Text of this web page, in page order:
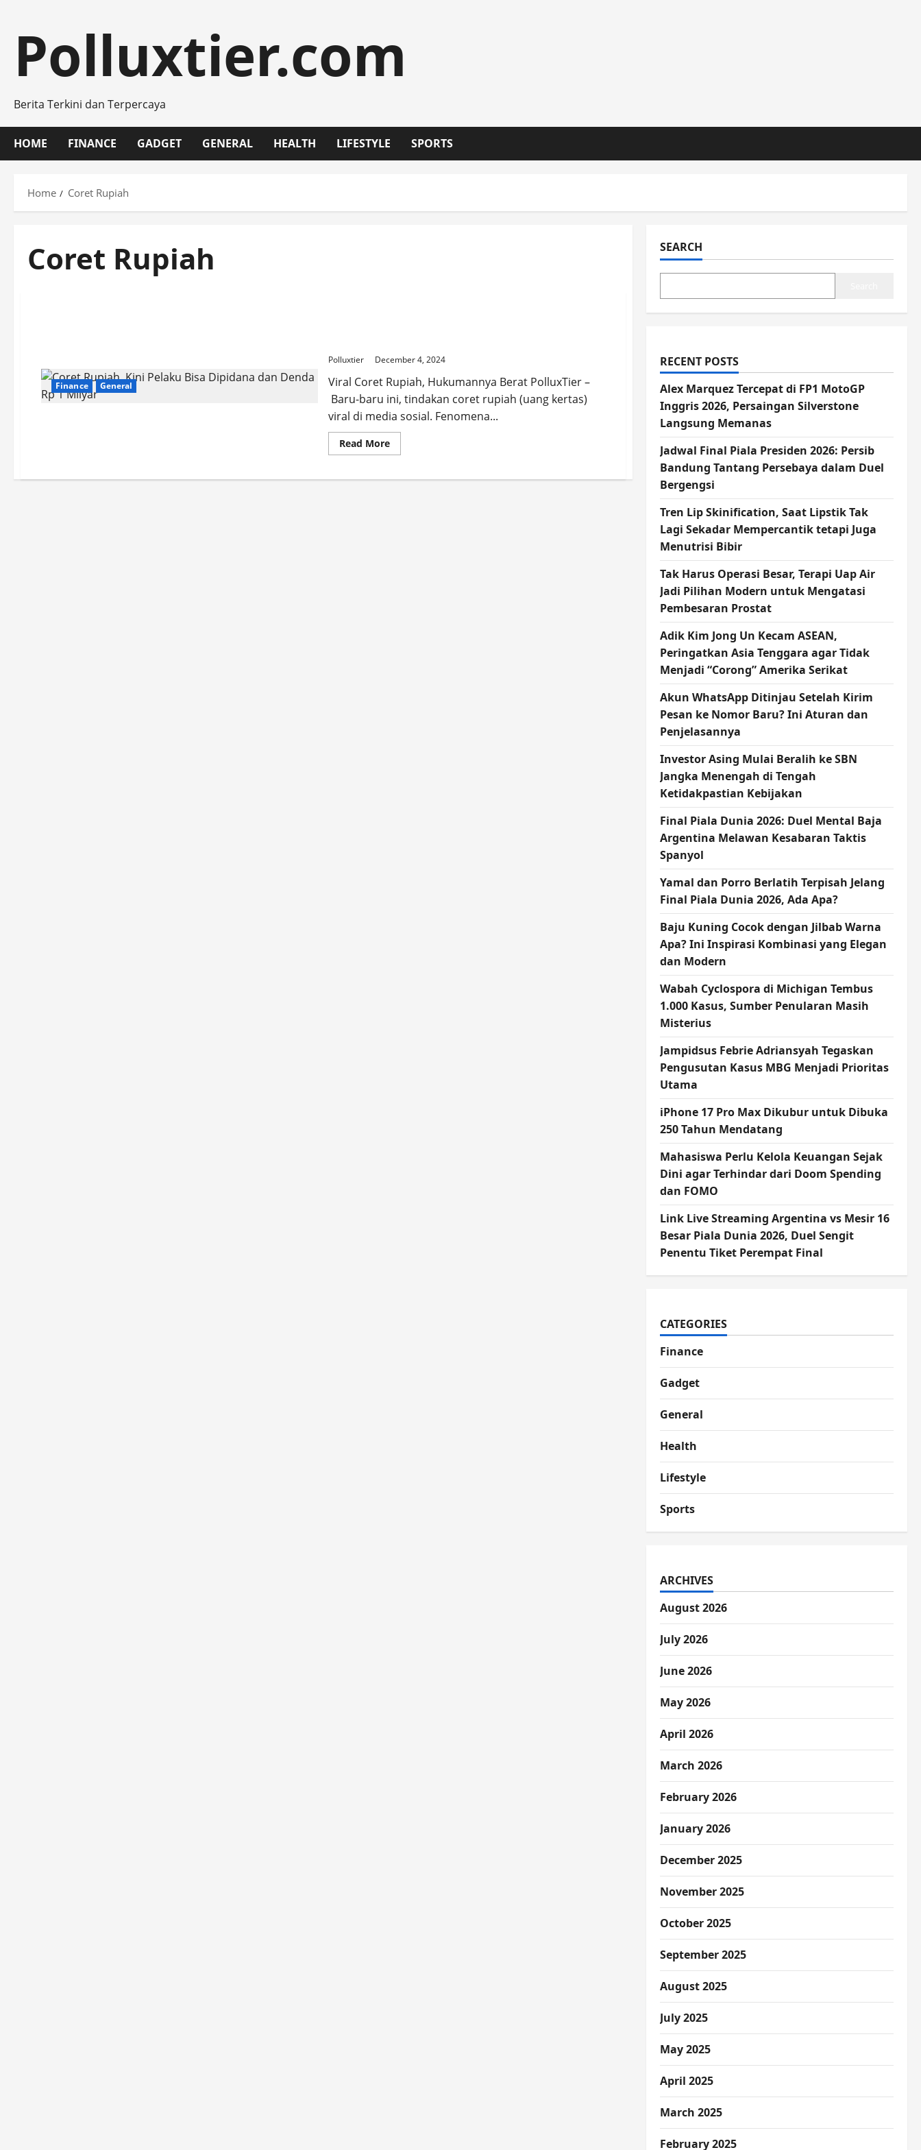
contentPolluxtier.com
Berita Terkini dan Terpercaya
HOME FINANCE GADGET GENERAL HEALTH LIFESTYLE SPORTS
Home Coret Rupiah
Coret Rupiah
Finance General
Polluxtier December 4, 2024
Viral Coret Rupiah, Hukumannya Berat PolluxTier –
Baru-baru ini, tindakan coret rupiah (uang kertas)
viral di media sosial. Fenomena...
Read MoreRead
more
Rupiah,
SEARCH
RECENT POSTS
Alex Marquez Tercepat di FP1 MotoGP
Inggris 2026, Persaingan Silverstone
Langsung Memanas
Jadwal Final Piala Presiden 2026: Persib
Bandung Tantang Persebaya dalam Duel
Bergengsi
Tren Lip Skinification, Saat Lipstik Tak
Lagi Sekadar Mempercantik tetapi Juga
Menutrisi Bibir
Tak Harus Operasi Besar, Terapi Uap Air
Jadi Pilihan Modern untuk Mengatasi
Pembesaran Prostat
Adik Kim Jong Un Kecam ASEAN,
Peringatkan Asia Tenggara agar Tidak
Menjadi “Corong” Amerika Serikat
Akun WhatsApp Ditinjau Setelah Kirim
Pesan ke Nomor Baru? Ini Aturan dan
Penjelasannya
Investor Asing Mulai Beralih ke SBN
Jangka Menengah di Tengah
Ketidakpastian Kebijakan
Final Piala Dunia 2026: Duel Mental Baja
Argentina Melawan Kesabaran Taktis
Spanyol
Yamal dan Porro Berlatih Terpisah Jelang
Final Piala Dunia 2026, Ada Apa?
Baju Kuning Cocok dengan Jilbab Warna
Apa? Ini Inspirasi Kombinasi yang Elegan
dan Modern
Wabah Cyclospora di Michigan Tembus
1.000 Kasus, Sumber Penularan Masih
Misterius
Jampidsus Febrie Adriansyah Tegaskan
Pengusutan Kasus MBG Menjadi Prioritas
Utama
iPhone 17 Pro Max Dikubur untuk Dibuka
250 Tahun Mendatang
Mahasiswa Perlu Kelola Keuangan Sejak
Dini agar Terhindar dari Doom Spending
dan FOMO
Link Live Streaming Argentina vs Mesir 16
Besar Piala Dunia 2026, Duel Sengit
Penentu Tiket Perempat Final
CATEGORIES
Finance
Gadget
General
Health
Lifestyle
Sports
ARCHIVES
August 2026
July 2026
June 2026
May 2026
April 2026
March 2026
February 2026
January 2026
December 2025
November 2025
October 2025
September 2025
August 2025
July 2025
May 2025
April 2025
March 2025
February 2025